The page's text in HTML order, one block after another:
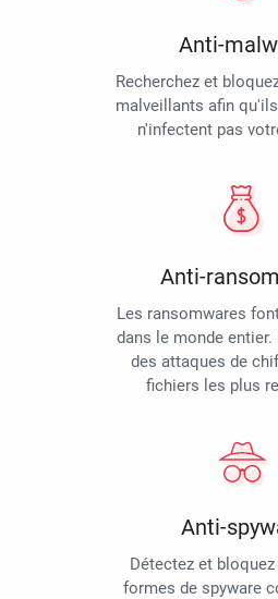
Anti-
Recherchez et
malveillants afin
n'infectent pas
Anti-
Les ransomwares
dans le monde
des attaques de
fichiers les plus
Anti-
Détectez et
formes de spyware